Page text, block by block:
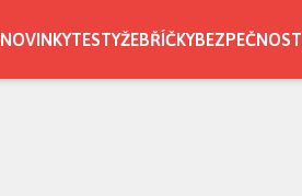
NOVINKYTESTYŽEBŘÍČKYBEZPEČNOST